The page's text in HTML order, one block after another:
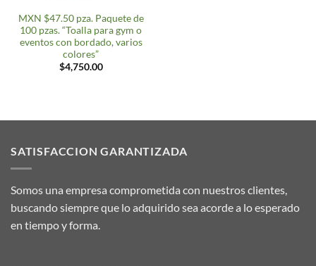
MXN $47.50 pza. Paquete de
100 pzas. “Toalla para gym o
eventos con bordado, varios
colores”
$4,750.00
SATISFACCION GARANTIZADA
Somos una empresa comprometida con nuestros clientes,
buscando siempre que lo adquirido sea acorde a lo esperado
en tiempo y forma.